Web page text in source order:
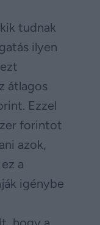
tudnak
ilyen
átlagos
Ezzel
forintot
azok,
a
igénybe